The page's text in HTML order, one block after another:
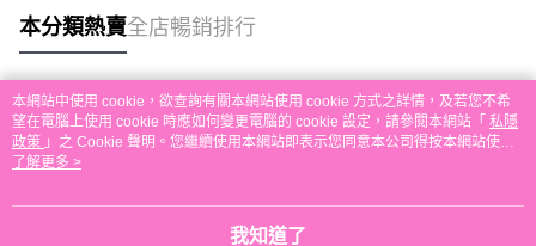
免運費
本分類熱賣全店暢銷排行
熱門標籤
熱銷排行
本網站中使用 cookie，欲查詢有關本網站使用 cookie 方式之詳情，及若您不希
望在電腦上使用 cookie 時應如何變更電腦的 cookie 設定，請參閱本網站「 私隱
政策 」之 Cookie 聲明。您繼續使用本網站即表示您同意本公司得按本網站使用
條款之 Cookie 聲明使用 cookie。
了解更多 >
我知道了